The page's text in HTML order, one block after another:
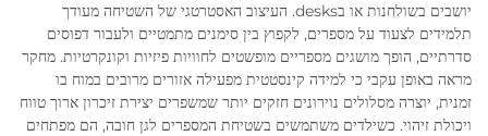
יושבים בשולחנות או בdesks. העיצוב האסטרטגי של השטיחה מעודך
תלמידים לצעוד על מספרים, לקפוץ בין סימנים מתמטיים ולעבור דפוסים
סדרתיים, הופך מושגים מספריים מופשטים לחוויות פיזיות וקונקרטיות. מחקר
מראה באופן עקבי כי למידה קינסטטית מפעילה אזורים מרובים במוח בו
זמנית, יוצרה מסלולים נוירונים חזקים יותר שמשפרים יצירת זיכרון ארוך טווח
ויכולת זיהוי. כשילדים משתמשים בשטיחת המספרים לגן חובה, הם מפתחים